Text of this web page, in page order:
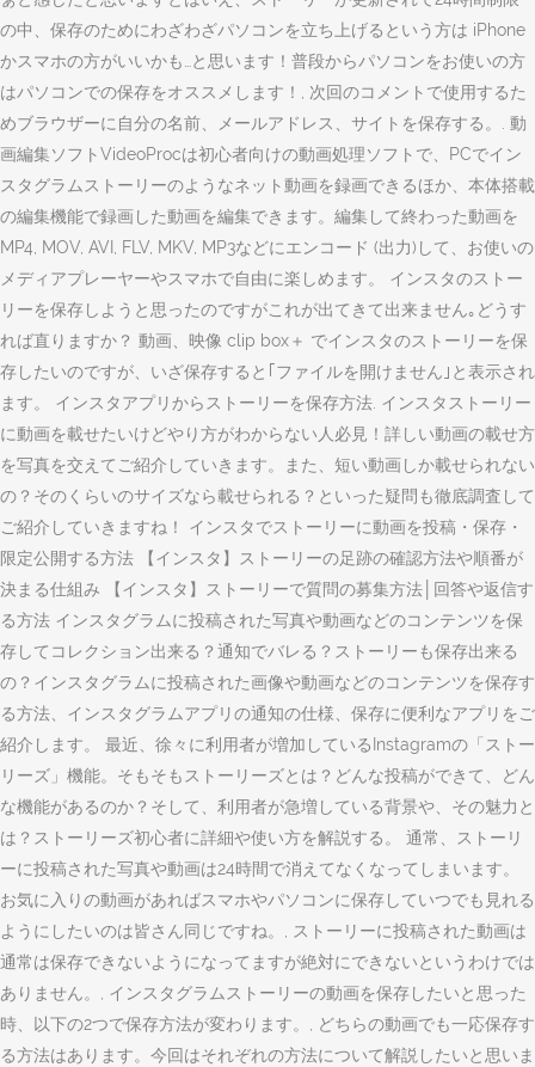
の中、保存のためにわざわざパソコンを立ち上げるという方は iPhone
かスマホの方がいいかも…と思います！普段からパソコンをお使いの方
はパソコンでの保存をオススメします！, 次回のコメントで使用するた
めブラウザーに自分の名前、メールアドレス、サイトを保存する。. 動
画編集ソフトVideoProcは初心者向けの動画処理ソフトで、PCでイン
スタグラムストーリーのようなネット動画を録画できるほか、本体搭載
の編集機能で録画した動画を編集できます。編集して終わった動画を
MP4, MOV, AVI, FLV, MKV, MP3などにエンコード (出力)して、お使いの
メディアプレーヤーやスマホで自由に楽しめます。 インスタのストー
リーを保存しようと思ったのですがこれが出てきて出来ません｡どうす
れば直りますか？ 動画、映像 clip box＋ でインスタのストーリーを保
存したいのですが、いざ保存すると｢ファイルを開けません｣と表示され
ます。 インスタアプリからストーリーを保存方法. インスタストーリー
に動画を載せたいけどやり方がわからない人必見！詳しい動画の載せ方
を写真を交えてご紹介していきます。また、短い動画しか載せられない
の？そのくらいのサイズなら載せられる？といった疑問も徹底調査して
ご紹介していきますね！ インスタでストーリーに動画を投稿・保存・
限定公開する方法 【インスタ】ストーリーの足跡の確認方法や順番が
決まる仕組み 【インスタ】ストーリーで質問の募集方法│回答や返信す
る方法 インスタグラムに投稿された写真や動画などのコンテンツを保
存してコレクション出来る？通知でバレる？ストーリーも保存出来る
の？インスタグラムに投稿された画像や動画などのコンテンツを保存す
る方法、インスタグラムアプリの通知の仕様、保存に便利なアプリをご
紹介します。 最近、徐々に利用者が増加しているInstagramの「ストー
リーズ」機能。そもそもストーリーズとは？どんな投稿ができて、どん
な機能があるのか？そして、利用者が急増している背景や、その魅力と
は？ストーリーズ初心者に詳細や使い方を解説する。 通常、ストーリ
ーに投稿された写真や動画は24時間で消えてなくなってしまいます。
お気に入りの動画があればスマホやパソコンに保存していつでも見れる
ようにしたいのは皆さん同じですね。, ストーリーに投稿された動画は
通常は保存できないようになってますが絶対にできないというわけでは
ありません。, インスタグラムストーリーの動画を保存したいと思った
時、以下の2つで保存方法が変わります。, どちらの動画でも一応保存す
る方法はあります。今回はそれぞれの方法について解説したいと思いま